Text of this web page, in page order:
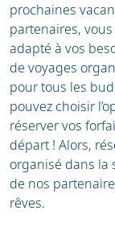
prochaines
partenaires,
adapté à vos
de voyages
pour tous les
pouvez choisir
réserver vos
départ ! Alors,
organisé dans la
de nos
rêves.